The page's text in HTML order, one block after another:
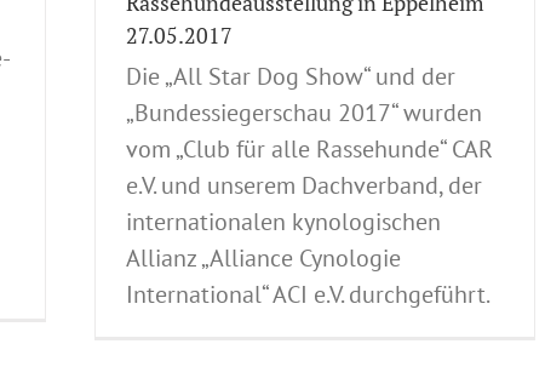
27.05.2017
Die „All Star Dog Show“ und der
„Bundessiegerschau 2017“ wurden
vom „Club für alle Rassehunde“ CAR
e.V. und unserem Dachverband, der
internationalen kynologischen
Allianz „Alliance Cynologie
International“ ACI e.V. durchgeführt.